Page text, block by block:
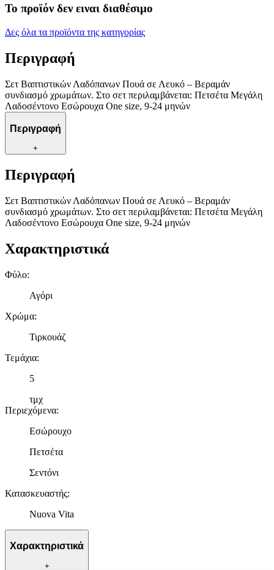
Το προϊόν δεν ειναι διαθέσιμο
Δες όλα τα προϊόντα της κατηγορίας
Περιγραφή
Σετ Βαπτιστικών Λαδόπανων Πουά σε Λευκό – Βεραμάν
συνδιασμό χρωμάτων. Στο σετ περιλαμβάνεται: Πετσέτα Μεγάλη
Λαδοσέντονο Εσώρουχα One size, 9-24 μηνών
Περιγραφή
+
Περιγραφή
Σετ Βαπτιστικών Λαδόπανων Πουά σε Λευκό – Βεραμάν
συνδιασμό χρωμάτων. Στο σετ περιλαμβάνεται: Πετσέτα Μεγάλη
Λαδοσέντονο Εσώρουχα One size, 9-24 μηνών
Χαρακτηριστικά
Φύλο:
Αγόρι
Χρώμα:
Τιρκουάζ
Τεμάχια:
5
τμχ
Περιεχόμενα:
Εσώρουχο
Πετσέτα
Σεντόνι
Κατασκευαστής:
Nuova Vita
Χαρακτηριστικά
+